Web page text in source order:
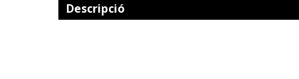
Descripció